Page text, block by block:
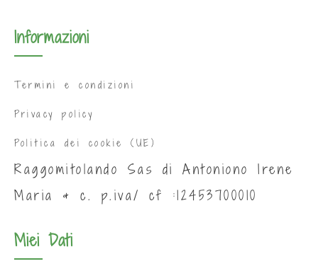
Informazioni
Termini e condizioni
Privacy policy
Politica dei cookie (UE)
Raggomitolando Sas di Antoniono Irene
Maria & c. p.iva/ cf :12453700010
Miei Dati